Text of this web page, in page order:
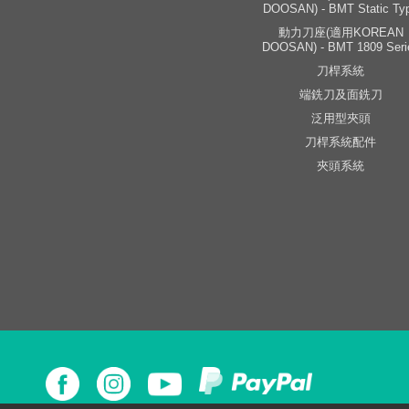
DOOSAN) - BMT Static
動力刀座(適用KOREAN
DOOSAN) - BMT 1809
刀桿系統
端銑刀及面銑刀
泛用型夾頭
刀桿系統配件
夾頭系統